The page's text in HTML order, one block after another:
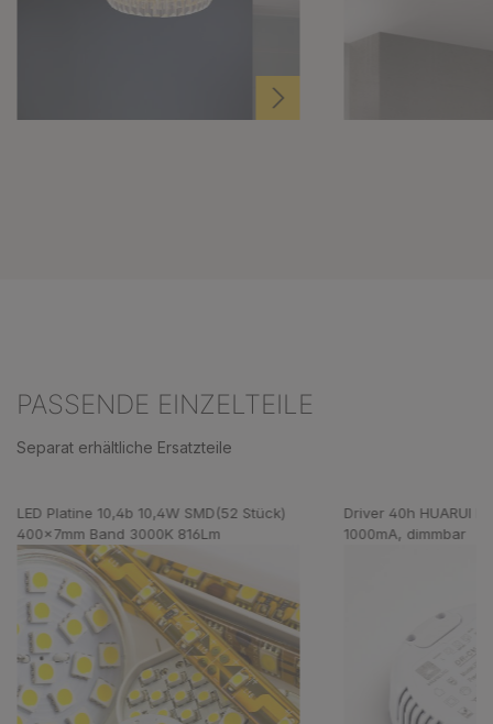
PASSENDE EINZELTEILE
Separat erhältliche Ersatzteile
LED Platine 10,4b 10,4W SMD(52 Stück)
400x7mm Band 3000K 816Lm
Driver 40h HUARUI
1000mA, dimmbar